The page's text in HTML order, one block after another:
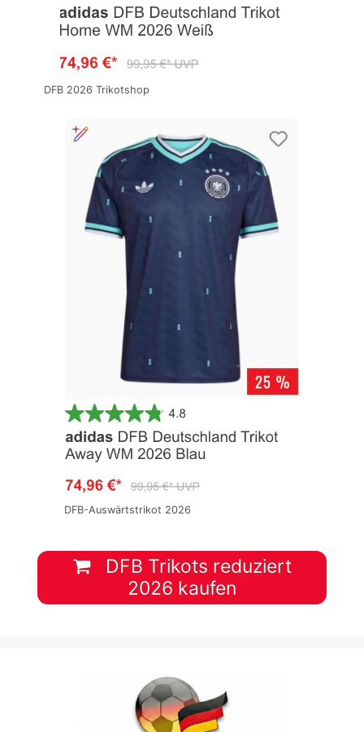
DFB 2026 Trikotshop
DFB-Auswärtstrikot 2026
DFB Trikots reduziert
2026 kaufen